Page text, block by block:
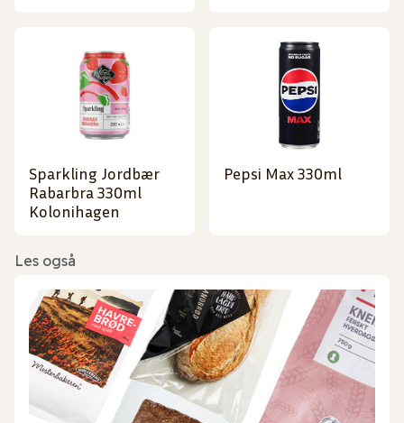
Sparkling Jordbær
Rabarbra 330ml
Kolonihagen
Pepsi Max 330ml
Les også